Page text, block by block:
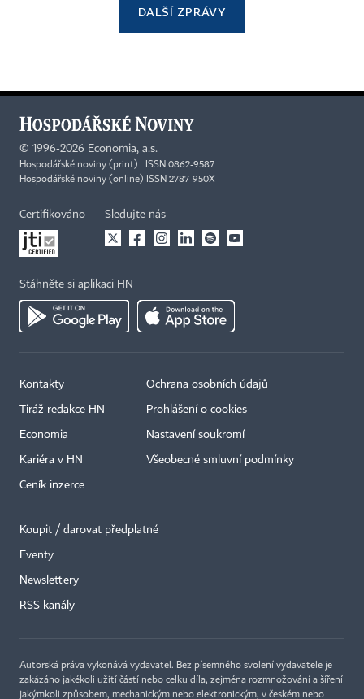
DALŠÍ ZPRÁVY
© 1996-2026 Economia, a.s.
Hospodářské noviny (print) ISSN 0862-9587
Hospodářské noviny (online) ISSN 2787-950X
Certifikováno Sledujte nás
Stáhněte si aplikaci HN
Kontakty
Tiráž redakce HN
Economia
Kariéra v HN
Ceník inzerce
Ochrana osobních údajů
Prohlášení o cookies
Nastavení soukromí
Všeobecné smluvní podmínky
Koupit / darovat předplatné
Eventy
Newslettery
RSS kanály
Autorská práva vykonává vydavatel. Bez písemného svolení vydavatele je
zakázáno jakékoli užití částí nebo celku díla, zejména rozmnožování a šíření
jakýmkoli způsobem, mechanickým nebo elektronickým, v českém nebo